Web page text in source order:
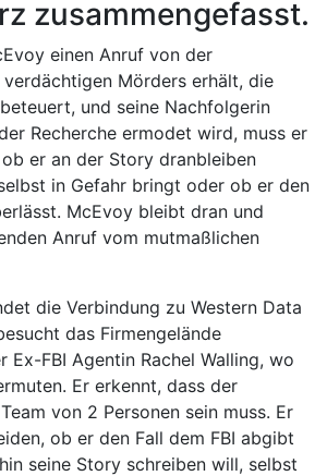
zusammengefasst.
einen Anruf von der
Mörders erhält, die
und seine Nachfolgerin
Recherche ermodet wird, muss er
er an der Story dranbleiben
in Gefahr bringt oder ob er den
McEvoy bleibt dran und
Anruf vom mutmaßlichen
die Verbindung zu Western Data
das Firmengelände
Ex-FBI Agentin Rachel Walling, wo
Er erkennt, dass der
von 2 Personen sein muss. Er
ob er den Fall dem FBI abgibt
seine Story schreiben will, selbst